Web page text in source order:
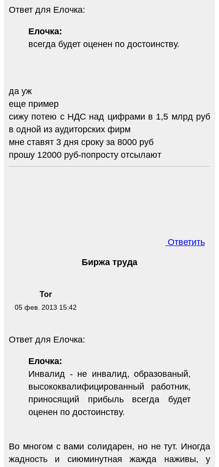
Ответ для Елочка:
Елочка:
всегда будет оценен по достоинству.
да уж
еще пример
сижу потею с НДС над цифрами в 1,5 млрд руб
в одной из аудиторских фирм
мне ставят 3 дня сроку за 8000 руб
прошу 12000 руб-попросту отсылают
Ответить
Tor
05 фев. 2013 15:42
Биржа труда
Ответ для Елочка:
Елочка:
Инвалид - не инвалид, образованый,
высококвалифицированный работник,
приносящий прибыль всегда будет
оценен по достоинству.
Во многом с вами солидарен, но не тут. Иногда
жадность и сиюминутная жажда наживы, у